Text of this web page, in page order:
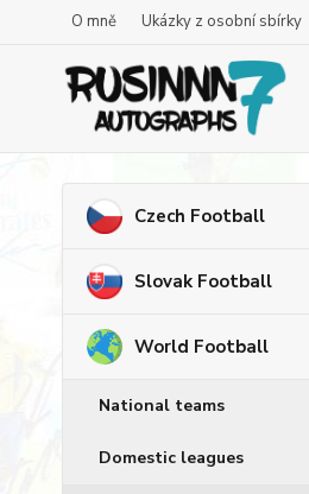
O mně Ukázky z osobní sbírky
Czech Football
Slovak Football
World Football
National teams
Domestic leagues